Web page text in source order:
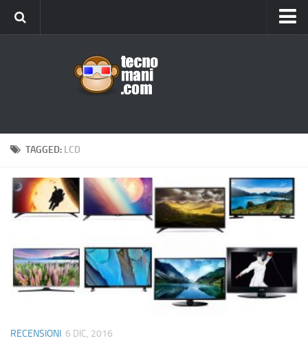
Windows
News
Cellulari
Recensioni
Contact Us
Cerca
TAGGED: LCD
RECENSIONI 6 DIC, 2016